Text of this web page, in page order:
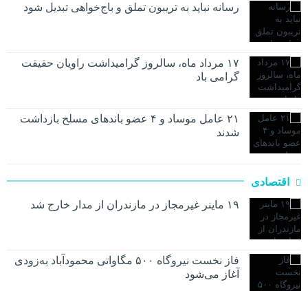
رسانه نباید به تریبون تملق و باج‌خواهی تبدیل شود
۱۷ مرداد ماه، سالروز گرامیداشت راویان حقیقت
گرامی باد
۲۱ عامل موساد و ۴ عضو باند‌های مسلح بازداشت
شدند
اقتصادی
۱۹ ماینر غیرمجاز در مازندران از مدار خارج شد
فاز نخست نیروگاه ۵۰۰ مگاواتی محمودآباد به‌زودی
آغاز می‌شود